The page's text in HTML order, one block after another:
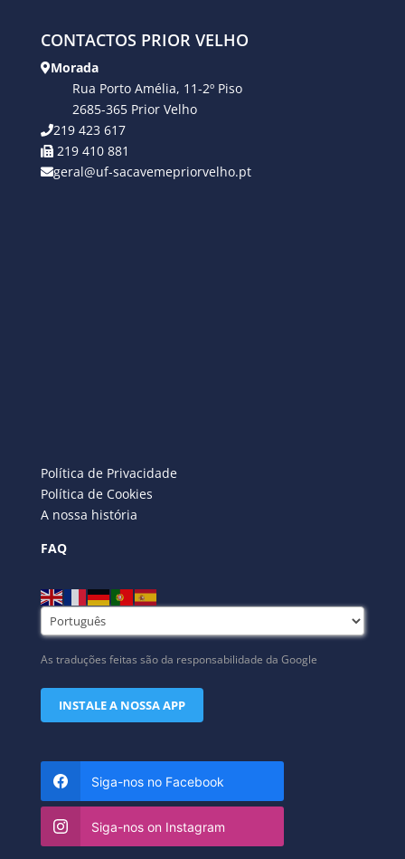
CONTACTOS PRIOR VELHO
Morada
Rua Porto Amélia, 11-2º Piso
2685-365 Prior Velho
219 423 617
219 410 881
geral@uf-sacavemepriorvelho.pt
Política de Privacidade
Política de Cookies
A nossa história
FAQ
As traduções feitas são da responsabilidade da Google
INSTALE A NOSSA APP
Siga-nos no Facebook
Siga-nos on Instagram